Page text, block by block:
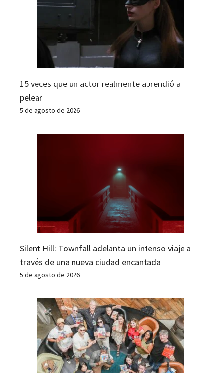
15 veces que un actor realmente aprendió a
pelear
5 de agosto de 2026
Silent Hill: Townfall adelanta un intenso viaje a
través de una nueva ciudad encantada
5 de agosto de 2026